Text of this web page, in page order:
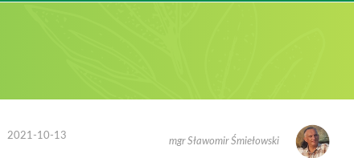
2021-10-13 mgr Sławomir Śmiełowski